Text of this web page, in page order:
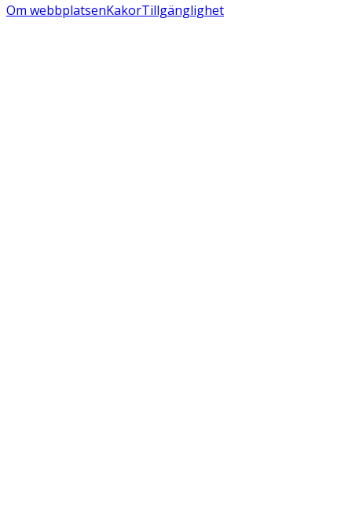
Om webbplatsenKakorTillgänglighet